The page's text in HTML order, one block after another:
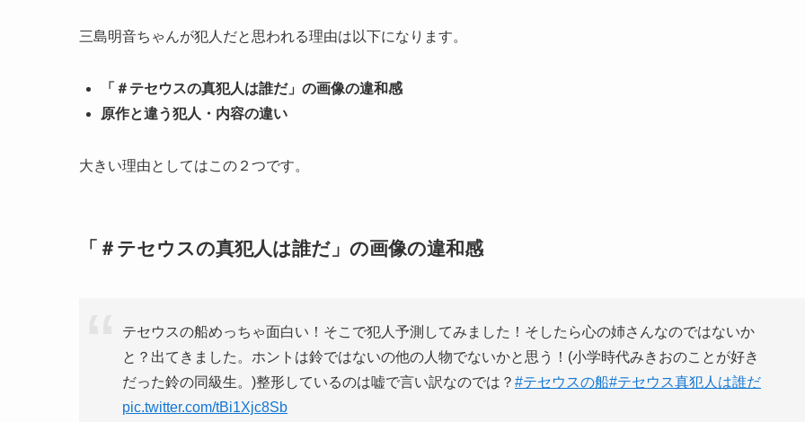
三島明音ちゃんが犯人だと思われる理由は以下になります。
「＃テセウスの真犯人は誰だ」の画像の違和感
原作と違う犯人・内容の違い
大きい理由としてはこの２つです。
「＃テセウスの真犯人は誰だ」の画像の違和感
テセウスの船めっちゃ面白い！そこで犯人予測してみました！そしたら心の姉さんなのではないか
と？出てきました。ホントは鈴ではないの他の人物でないかと思う！(小学時代みきおのことが好き
だった鈴の同級生。)整形しているのは嘘で言い訳なのでは？ #テセウスの船#テセウス真犯人は誰だ
pic.twitter.com/tBi1Xjc8Sb